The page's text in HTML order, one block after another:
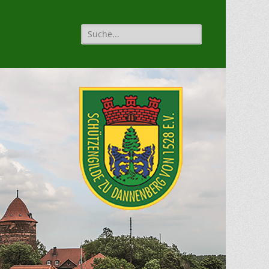
Suche
für: